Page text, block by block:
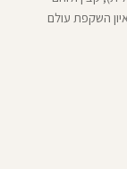
השקפת עולם